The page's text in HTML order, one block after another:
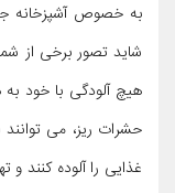
به خصوص آشپزخانه
شاید تصور برخی از
هیچ آلودگی با خود به
حشرات ریز، می
غذایی را آلوده کنند